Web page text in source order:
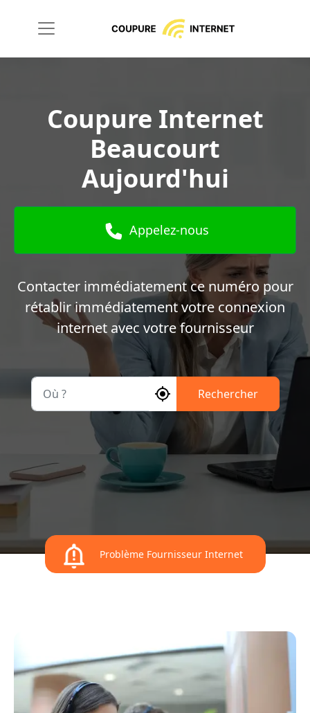
Coupure Internet
Beaucourt
Aujourd'hui
Appelez-nous
Contacter immédiatement ce numéro pour
rétablir immédiatement votre connexion
internet avec votre fournisseur
Rechercher
Problème Fournisseur Internet